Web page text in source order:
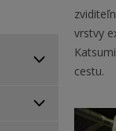
vrstvy
cestu.